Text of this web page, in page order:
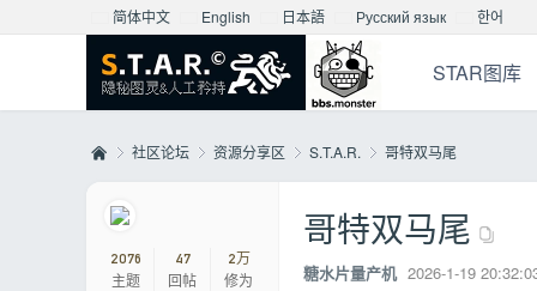
简体中文 English 日本語 Русский язык 한어
STAR图库
»
社区论坛
›
资源分享区 S.T.A.R. 哥特双马尾
2076
主题
47
回帖
2万
修为
哥特双马尾
糖水片量产机 2026-1-19